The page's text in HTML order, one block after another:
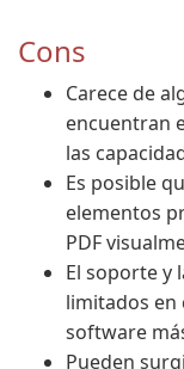
Cons
Carece de
encuentran
las
Es posible
elementos
PDF
El soporte y
limitados en
software
Pueden